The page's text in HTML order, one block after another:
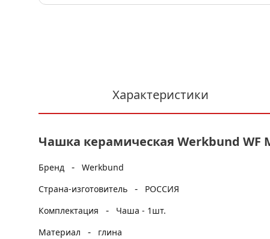
Характеристики
Чашка керамическая Werkbund WF
Бренд - Werkbund
Страна-изготовитель
-
РОССИЯ
Комплектация
-
Чаша - 1шт.
Материал
-
глина